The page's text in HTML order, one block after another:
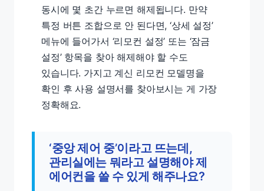
동시에 몇 초간 누르면 해제됩니다. 만약
특정 버튼 조합으로 안 된다면, ‘상세 설정’
메뉴에 들어가서 ‘리모컨 설정’ 또는 ‘잠금
설정’ 항목을 찾아 해제해야 할 수도
있습니다. 가지고 계신 리모컨 모델명을
확인 후 사용 설명서를 찾아보시는 게 가장
정확해요.
‘중앙 제어 중’이라고 뜨는데,
관리실에는 뭐라고 설명해야 제
에어컨을 쓸 수 있게 해주나요?